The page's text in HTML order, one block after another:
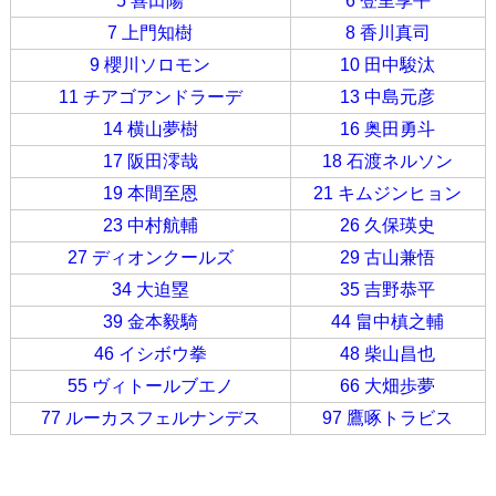
7 上門知樹
8 香川真司
9 櫻川ソロモン
10 田中駿汰
11 チアゴアンドラーデ
13 中島元彦
14 横山夢樹
16 奥田勇斗
17 阪田澪哉
18 石渡ネルソン
19 本間至恩
21 キムジンヒョン
23 中村航輔
26 久保瑛史
27 ディオンクールズ
29 古山兼悟
34 大迫塁
35 吉野恭平
39 金本毅騎
44 畠中槙之輔
46 イシボウ拳
48 柴山昌也
55 ヴィトールブエノ
66 大畑歩夢
77 ルーカスフェルナンデス
97 鷹啄トラビス